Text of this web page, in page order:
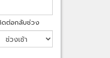
ต่อกลับช่วง